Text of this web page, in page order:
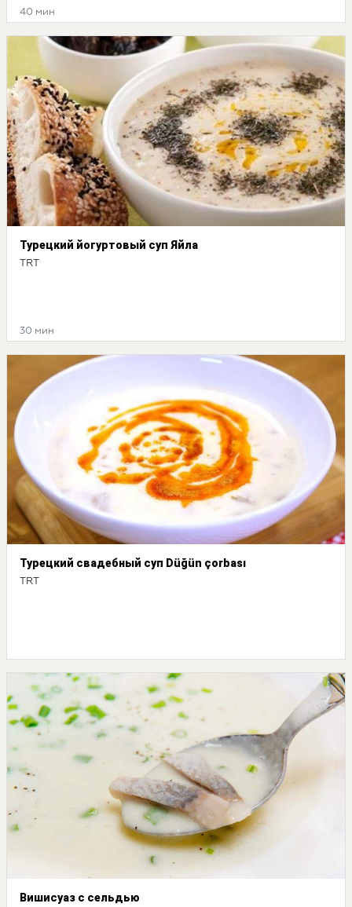
40 мин
Турецкий йогуртовый суп Яйла
TRT
30 мин
Турецкий свадебный суп Düğün çorbası
TRT
Вишисуаз с сельдью